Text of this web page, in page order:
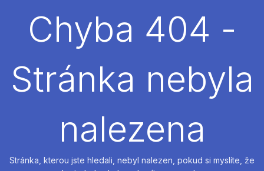
NAJMOUT
CS
Chyba 404 -
Stránka nebyla
nalezena
Stránka, kterou jste hledali, nebyl nalezen, pokud si myslíte, že